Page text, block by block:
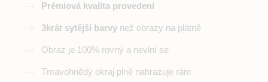
Prémiová kvalita provedení
3krát sytější barvy než obrazy na plátně
Obraz je 100% rovný a nevlní se
Tmavohnědý okraj plně nahrazuje rám